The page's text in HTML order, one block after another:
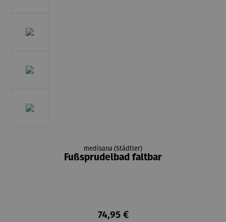
medisana (Städtler)
Fußsprudelbad faltbar
74,95 €